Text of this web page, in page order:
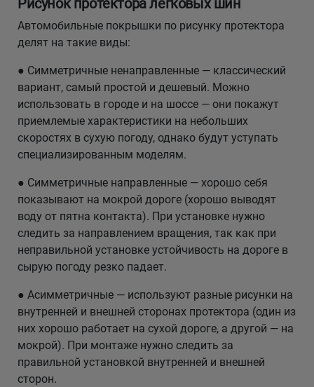
Рисунок протектора легковых шин
Автомобильные покрышки по рисунку протектора
делят на такие виды:
● Симметричные ненаправленные — классический
вариант, самый простой и дешевый. Можно
использовать в городе и на шоссе — они покажут
приемлемые характеристики на небольших
скоростях в сухую погоду, однако будут уступать
специализированным моделям.
● Симметричные направленные — хорошо себя
показывают на мокрой дороге (хорошо выводят
воду от пятна контакта). При установке нужно
следить за направлением вращения, так как при
неправильной установке устойчивость на дороге в
сырую погоду резко падает.
● Асимметричные — используют разные рисунки на
внутренней и внешней сторонах протектора (один из
них хорошо работает на сухой дороге, а другой — на
мокрой). При монтаже нужно следить за
правильной установкой внутренней и внешней
сторон.